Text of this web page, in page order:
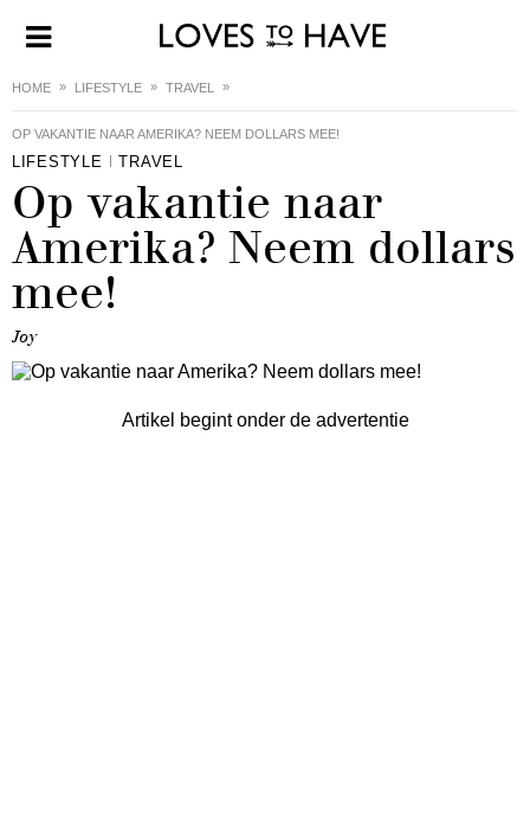
HOME LIFESTYLE TRAVEL
OP VAKANTIE NAAR AMERIKA? NEEM DOLLARS MEE!
LIFESTYLE TRAVEL
Op vakantie naar
Amerika? Neem dollars
mee!
Joy
Artikel begint onder de advertentie